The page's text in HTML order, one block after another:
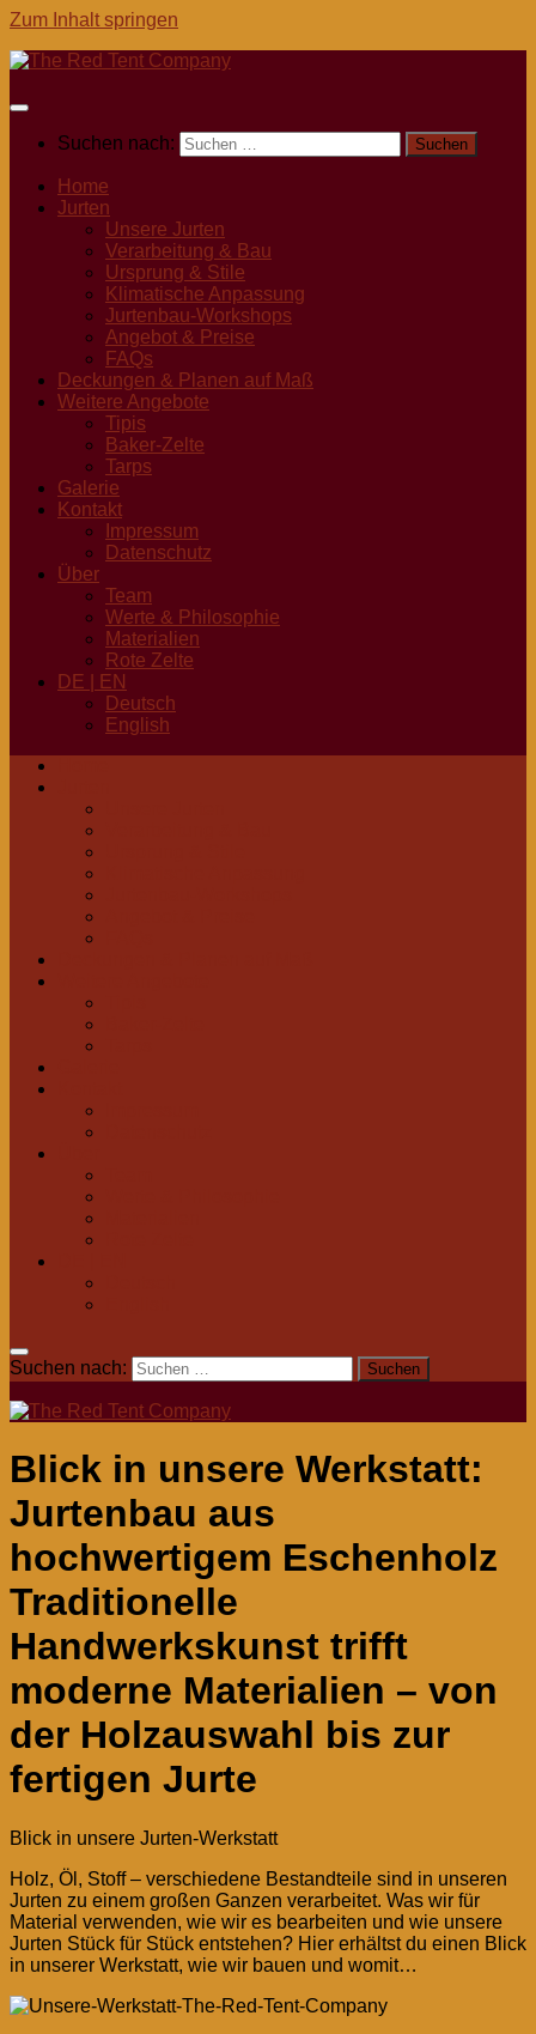
Zum Inhalt springen
Suchen nach:
Home
Jurten
Unsere Jurten
Verarbeitung & Bau
Ursprung & Stile
Klimatische Anpassung
Jurtenbau-Workshops
Angebot & Preise
FAQs
Deckungen & Planen auf Maß
Weitere Angebote
Tipis
Baker-Zelte
Tarps
Galerie
Kontakt
Impressum
Datenschutz
Über
Team
Werte & Philosophie
Materialien
Rote Zelte
DE | EN
Deutsch
English
Suchen nach:
Blick in unsere Werkstatt:
Jurtenbau aus
hochwertigem Eschenholz
Traditionelle
Handwerkskunst trifft
moderne Materialien – von
der Holzauswahl bis zur
fertigen Jurte
Blick in unsere Jurten-Werkstatt
Holz, Öl, Stoff – verschiedene Bestandteile sind in unseren
Jurten zu einem großen Ganzen verarbeitet. Was wir für
Material verwenden, wie wir es bearbeiten und wie unsere
Jurten Stück für Stück entstehen? Hier erhältst du einen Blick
in unserer Werkstatt, wie wir bauen und womit…